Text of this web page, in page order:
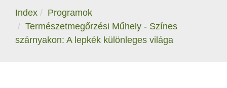
Index
Programok
Természetmegőrzési Műhely - Színes
szárnyakon: A lepkék különleges világa